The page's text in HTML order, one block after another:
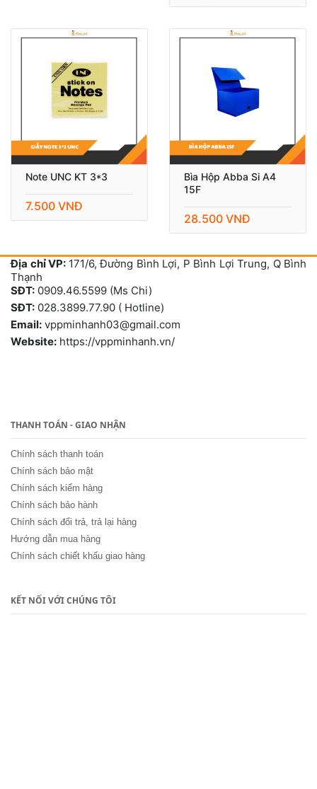
Note UNC KT 3*3
7.500 VNĐ
Bìa Hộp Abba Si A4
15F
28.500 VNĐ
Địa chỉ VP: 171/6, Đường Bình Lợi, P Bình Lợi Trung, Q Bình
Thạnh
SĐT: 0909.46.5599 (Ms Chi)
SĐT: 028.3899.77.90 ( Hotline)
Email: vppminhanh03@gmail.com
Website: https://vppminhanh.vn/
THANH TOÁN - GIAO NHẬN
Chính sách thanh toán
Chính sách bảo mật
Chính sách kiểm hàng
Chính sách bảo hành
Chính sách đổi trả, trả lại hàng
Hướng dẫn mua hàng
Chính sách chiết khấu giao hàng
KẾT NỐI VỚI CHÚNG TÔI